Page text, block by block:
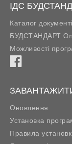
ІДС
Каталог
БУДСТАНДАРТ
Можливості
Оновлення
Установка
Правила